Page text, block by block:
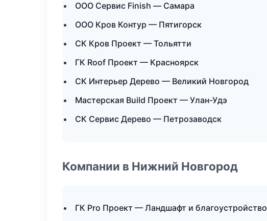
ООО Сервис Finish — Самара
ООО Кров Контур — Пятигорск
СК Кров Проект — Тольятти
ГК Roof Проект — Красноярск
СК Интерьер Дерево — Великий Новгород
Мастерская Build Проект — Улан-Удэ
СК Сервис Дерево — Петрозаводск
Компании в Нижний Новгород
ГК Pro Проект — Ландшафт и благоустройство